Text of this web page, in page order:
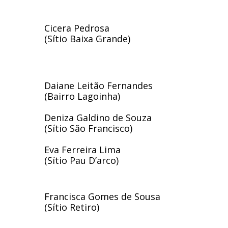
Cicera Pedrosa
(Sítio Baixa Grande)
Daiane Leitão Fernandes
(Bairro Lagoinha)
Deniza Galdino de Souza
(Sítio São Francisco)
Eva Ferreira Lima
(Sítio Pau D’arco)
Francisca Gomes de Sousa
(Sítio Retiro)